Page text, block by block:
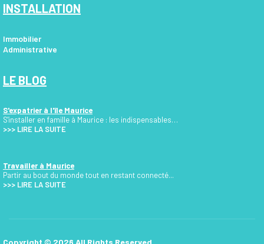
INSTALLATION
Immobilier
Administrative
LE BLOG
S'expatrier à l'île Maurice
S'installer en famille à Maurice : les indispensables…
>>> LIRE LA SUITE
Travailler à Maurice
Partir au bout du monde tout en restant connecté...
>>> LIRE LA SUITE
Copyright © 2026 All Rights Reserved.